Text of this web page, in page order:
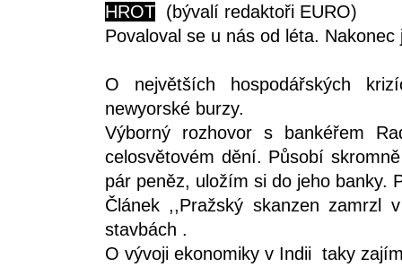
HROT (bývalí redaktoři EURO)
Povaloval se u nás od léta.
O největších hospodářských
newyorské burzy.
Výborný rozhovor s bankéřem
celosvětovém dění. Působí
pár peněz, uložím si do jeho banky.
Článek ,,Pražský skanzen zamrzl
stavbách .
O vývoji ekonomiky v Indii taky